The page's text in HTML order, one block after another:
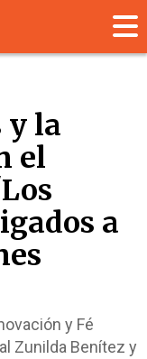
y la
el
a
y Fé
Zunilda Benítez y